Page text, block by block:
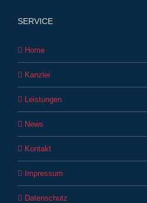
SERVICE
Home
Kanzlei
Leistungen
News
Kontakt
Impressum
Datenschutz